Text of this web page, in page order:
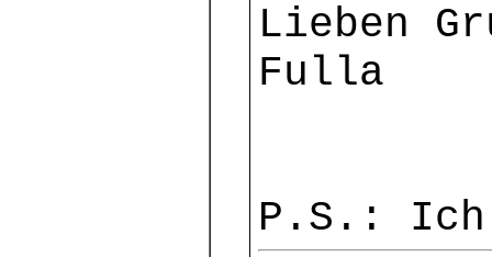
Lieben
Fulla
P.S.: